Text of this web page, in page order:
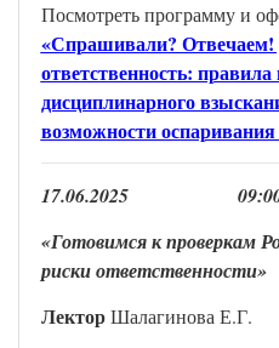
Посмотреть программу и
«Спрашивали? Отвечаем!
ответственность:
дисциплинарного
возможности
17.06.2025 09
«Готовимся к проверкам
риски ответственности»
ЛекторШалагинова Е.Г.